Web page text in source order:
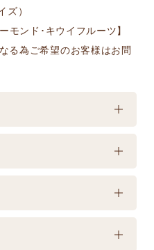
）
モンド･キウイフルーツ】
る為ご希望のお客様はお問
】